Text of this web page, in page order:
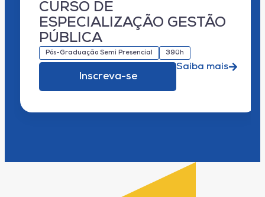
CURSO DE
ESPECIALIZAÇÃO GESTÃO
PÚBLICA
Pós-Graduação Semi Presencial 390h
Inscreva-se
Saiba mais